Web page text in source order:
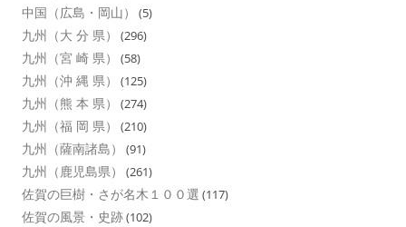
中国（広島・岡山） (5)
九州（大 分 県） (296)
九州（宮 崎 県） (58)
九州（沖 縄 県） (125)
九州（熊 本 県） (274)
九州（福 岡 県） (210)
九州（薩南諸島） (91)
九州（鹿児島県） (261)
佐賀の巨樹・さが名木１００選 (117)
佐賀の風景・史跡(102)